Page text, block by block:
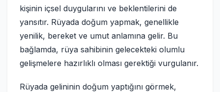
kişinin içsel duygularını ve beklentilerini de
yansıtır. Rüyada doğum yapmak, genellikle
yenilik, bereket ve umut anlamına gelir. Bu
bağlamda, rüya sahibinin gelecekteki olumlu
gelişmelere hazırlıklı olması gerektiği vurgulanır.
Rüyada gelininin doğum yaptığını görmek,